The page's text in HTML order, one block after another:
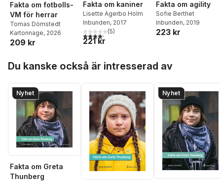
Fakta om fotbolls-
VM för herrar
Tomas Dömstedt
Kartonnage, 2026
209 kr
Fakta om kaniner
Lisette Agerbo Holm
Inbunden, 2017
4,2utav 5 stjärnor. Totalt antal röster:
(5)
221 kr
Fakta om agility
Sofie Berthet
Inbunden, 2019
223 kr
Du kanske också är intresserad av
Nyhet
Fakta om Greta
Thunberg
Nyhet